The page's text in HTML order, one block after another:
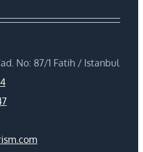
No: 87/1 Fatih / Istanbul